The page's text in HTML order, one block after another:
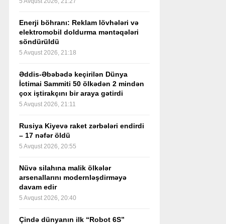
Enerji böhranı: Reklam lövhələri və
elektromobil doldurma məntəqələri
söndürüldü
5 Avqust 2026, 21:18
Əddis-Əbəbədə keçirilən Dünya
İctimai Sammiti 50 ölkədən 2 mindən
çox iştirakçını bir araya gətirdi
5 Avqust 2026, 21:11
Rusiya Kiyevə raket zərbələri endirdi
– 17 nəfər öldü
5 Avqust 2026, 20:55
Nüvə silahına malik ölkələr
arsenallarını modernləşdirməyə
davam edir
5 Avqust 2026, 20:40
Çində dünyanın ilk “Robot 6S”